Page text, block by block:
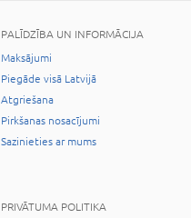
PALĪDZĪBA UN INFORMĀCIJA
Maksājumi
Piegāde visā Latvijā
Atgriešana
Pirkšanas nosacījumi
Sazinieties ar mums
PRIVĀTUMA POLITIKA